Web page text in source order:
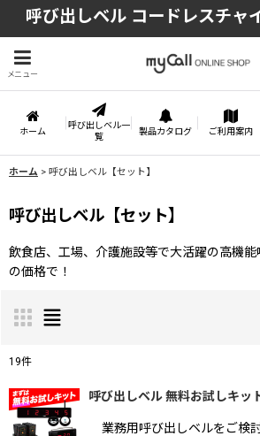
呼び出しベル コードレスチャ
メニュー
ホーム
呼び出しベル一
覧
製品カタログ ご利用案内
ホーム > 呼び出しベル【セット】
呼び出しベル【セット】
飲食店、工場、介護施設等で大活躍の高機
の価格で！
サブカテゴリ:
19件
呼び出しベル 無料お試しキッ
業務用呼び出しベルをご検